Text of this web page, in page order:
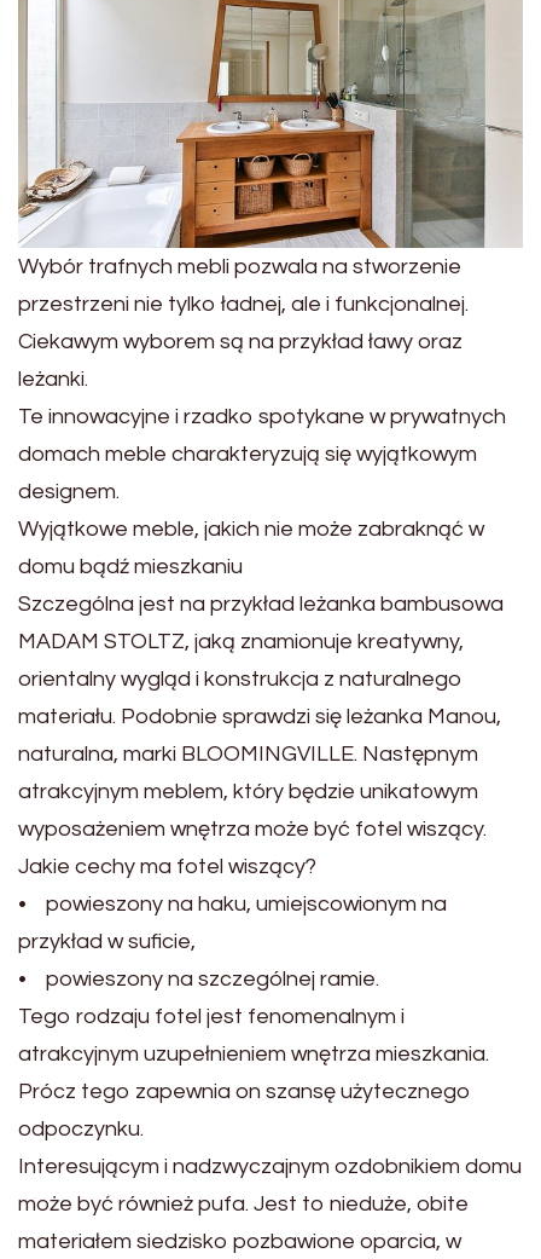
Wybór trafnych mebli pozwala na stworzenie
przestrzeni nie tylko ładnej, ale i funkcjonalnej.
Ciekawym wyborem są na przykład ławy oraz
leżanki.
Te innowacyjne i rzadko spotykane w prywatnych
domach meble charakteryzują się wyjątkowym
designem.
Wyjątkowe meble, jakich nie może zabraknąć w
domu bądź mieszkaniu
Szczególna jest na przykład leżanka bambusowa
MADAM STOLTZ, jaką znamionuje kreatywny,
orientalny wygląd i konstrukcja z naturalnego
materiału. Podobnie sprawdzi się leżanka Manou,
naturalna, marki BLOOMINGVILLE. Następnym
atrakcyjnym meblem, który będzie unikatowym
wyposażeniem wnętrza może być fotel wiszący.
Jakie cechy ma fotel wiszący?
• powieszony na haku, umiejscowionym na
przykład w suficie,
• powieszony na szczególnej ramie.
Tego rodzaju fotel jest fenomenalnym i
atrakcyjnym uzupełnieniem wnętrza mieszkania.
Prócz tego zapewnia on szansę użytecznego
odpoczynku.
Interesującym i nadzwyczajnym ozdobnikiem domu
może być również pufa. Jest to nieduże, obite
materiałem siedzisko pozbawione oparcia, w